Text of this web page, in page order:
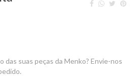
das suas peças da Menko? Envie-nos